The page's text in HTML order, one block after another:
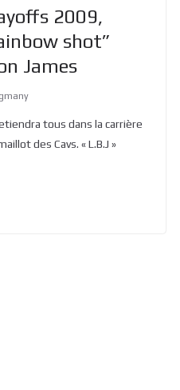
2009,
shot”
James
tous dans la carrière
des Cavs. « L.B.J »